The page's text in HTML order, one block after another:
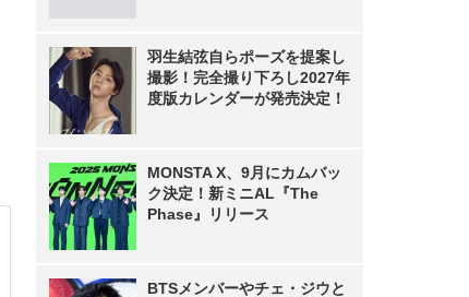
羽生結弦自らポーズを提案し
撮影！完全撮り下ろし2027年
度版カレンダーが発売決定！
MONSTA X、9月にカムバッ
ク決定！新ミニAL『The
Phase』リリース
BTSメンバーやチェ・ジウと